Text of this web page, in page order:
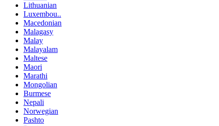
Lithuanian
Luxembou..
Macedonian
Malagasy
Malay
Malayalam
Maltese
Maori
Marathi
Mongolian
Burmese
Nepali
Norwegian
Pashto